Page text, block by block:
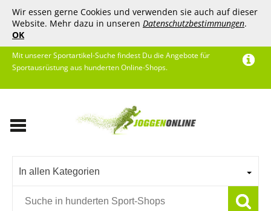
Wir essen gerne Cookies und verwenden sie auch auf dieser
Website. Mehr dazu in unseren Datenschutzbestimmungen.
OK
Mit unserer Sportartikel-Suche findest Du die Angebote für
Sportausrüstung aus hunderten Online-Shops.
In allen Kategorien